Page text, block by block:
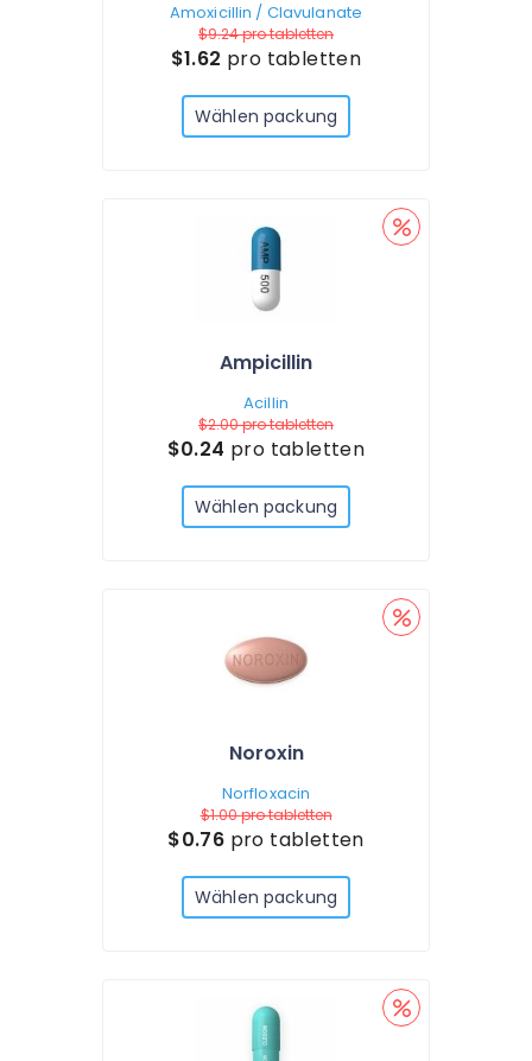
Amoxicillin / Clavulanate
$9.24pro tabletten
$1.62 pro tabletten
Wählen packung
Ampicillin
Acillin
$2.00pro tabletten
$0.24 pro tabletten
Wählen packung
Noroxin
Norfloxacin
$1.00pro tabletten
$0.76 pro tabletten
Wählen packung